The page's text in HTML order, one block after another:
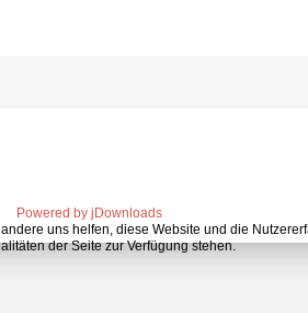
Powered by jDownloads
uns helfen, diese Website und die
der Seite zur Verfügung stehen.